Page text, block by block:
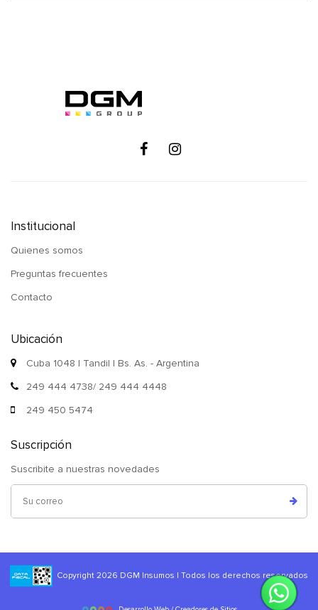
Institucional
Quienes somos
Preguntas frecuentes
Contacto
Ubicación
Cuba 1048 | Tandil | Bs. As. - Argentina
249 444 4738/ 249 444 4448
249 450 5474
Suscripción
Suscribite a nuestras novedades
Copyright 2026 DGM Insumos | Todos los derechos reservados